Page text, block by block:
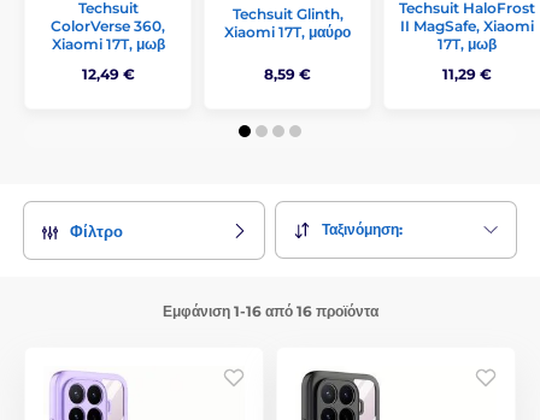
Techsuit
ColorVerse 360,
Xiaomi 17T, μωβ
12,49 €
Techsuit Glinth,
Xiaomi 17T, μαύρο
8,59 €
Techsuit HaloFrost
II MagSafe, Xiaomi
17T, μωβ
11,29 €
Φίλτρο Ταξινόμηση:
Εμφάνιση 1-16 από 16 προϊόντα